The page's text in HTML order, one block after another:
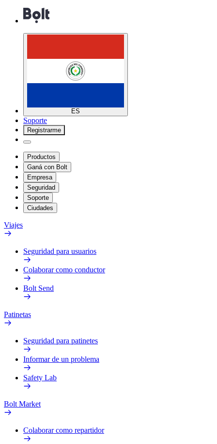
ES
Soporte
Registrarme
Productos
Ganá con Bolt
Empresa
Seguridad
Soporte
Ciudades
Viajes
Seguridad para usuarios
Colaborar como conductor
Bolt Send
Patinetas
Seguridad para patinetes
Informar de un problema
Safety Lab
Bolt Market
Colaborar como repartidor